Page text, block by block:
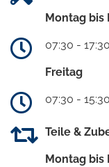
Montag bis
07:30 -
Freitag
07:30 -
Teile &
Montag bis